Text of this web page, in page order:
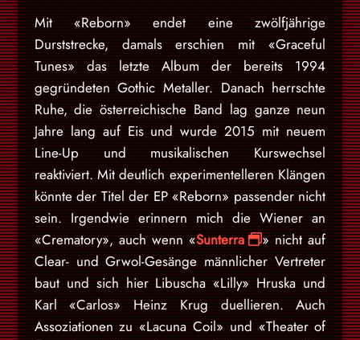
Mit «Reborn» endet eine zwölfjährige
Durststrecke, damals erschien mit «Graceful
Tunes» das letzte Album der bereits 1994
gegründeten Gothic Metaller. Danach herrschte
Ruhe, die österreichische Band lag ganze neun
Jahre lang auf Eis und wurde 2015 mit neuem
Line-Up und musikalischen Kurswechsel
reaktiviert. Mit deutlich experimentelleren Klängen
könnte der Titel der EP «Reborn» passender nicht
sein. Irgendwie erinnern mich die Wiener an
«Crematory», auch wenn «Sunterra
» nicht auf
Clear- und Grwol-Gesänge männlicher Vertreter
baut und sich hier Libuscha «Lilly» Hruska und
Karl «Carlos» Heinz Krug duellieren. Auch
Assoziationen zu «Lacuna Coil» und «Theater of